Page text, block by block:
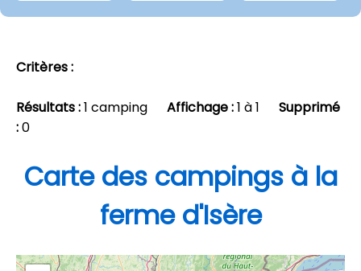
Critères :
Résultats :1 camping Affichage :1 à 1 Supprimé
:0
Carte des campings à la
ferme d'Isère